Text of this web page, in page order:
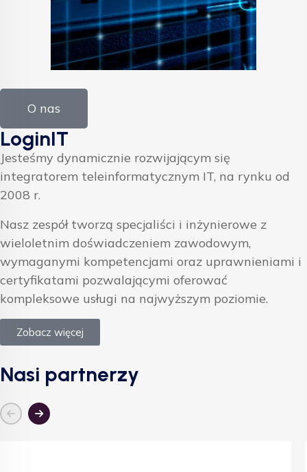
O nas
LoginIT
Jesteśmy dynamicznie rozwijającym się
integratorem teleinformatycznym IT, na rynku od
2008 r.
Nasz zespół tworzą specjaliści i inżynierowe z
wieloletnim doświadczeniem zawodowym,
wymaganymi kompetencjami oraz uprawnieniami i
certyfikatami pozwalającymi oferować
kompleksowe usługi na najwyższym poziomie.
Zobacz więcej
Nasi partnerzy